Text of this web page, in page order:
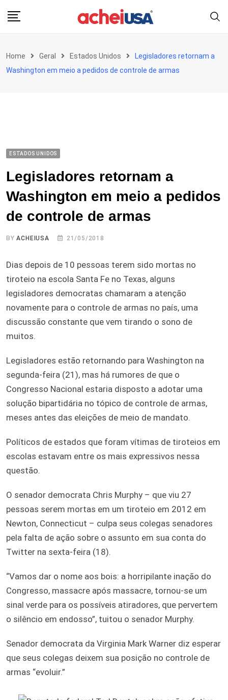
Home Geral Estados Unidos
Legisladores retornam a
Washington em meio a pedidos de controle de armas
ESTADOS UNIDOS
Legisladores retornam a
Washington em meio a pedidos
de controle de armas
BYACHEIUSA 21/05/2018
Dias depois de 10 pessoas terem sido mortas no
tiroteio na escola Santa Fe no Texas, alguns
legisladores democratas chamaram a atenção
novamente para o controle de armas no país, uma
discussão constante que vem tirando o sono de
muitos.
Legisladores estão retornando para Washington na
segunda-feira (21), mas há rumores de que o
Congresso Nacional estaria disposto a adotar uma
solução bipartidária no tópico de controle de armas,
meses antes das eleições de meio de mandato.
Políticos de estados que foram vítimas de tiroteios em
escolas estavam entre os mais expressivos nessa
questão.
O senador democrata Chris Murphy – que viu 27
pessoas serem mortas em um tiroteio em 2012 em
Newton, Connecticut – culpa seus colegas senadores
pela falta de ação sobre o assunto em sua conta do
Twitter na sexta-feira (18).
“Vamos dar o nome aos bois: a horripilante inação do
Congresso, massacre após massacre, tornou-se um
sinal verde para os possíveis atiradores, que pervertem
o silêncio em endosso”, tuitou o senador Murphy.
Senador democrata da Virginia Mark Warner diz esperar
que seus colegas deixem sua posição no controle de
armas “evoluir.”